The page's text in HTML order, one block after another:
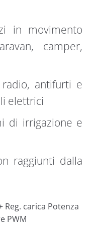
in movimento
camper,
antifurti e
elettrici
di irrigazione e
raggiunti dalla
carica Potenza
PWM